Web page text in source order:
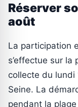
Réserver
août
La participation
s’effectue sur la
collecte du
Seine. La
pendant la